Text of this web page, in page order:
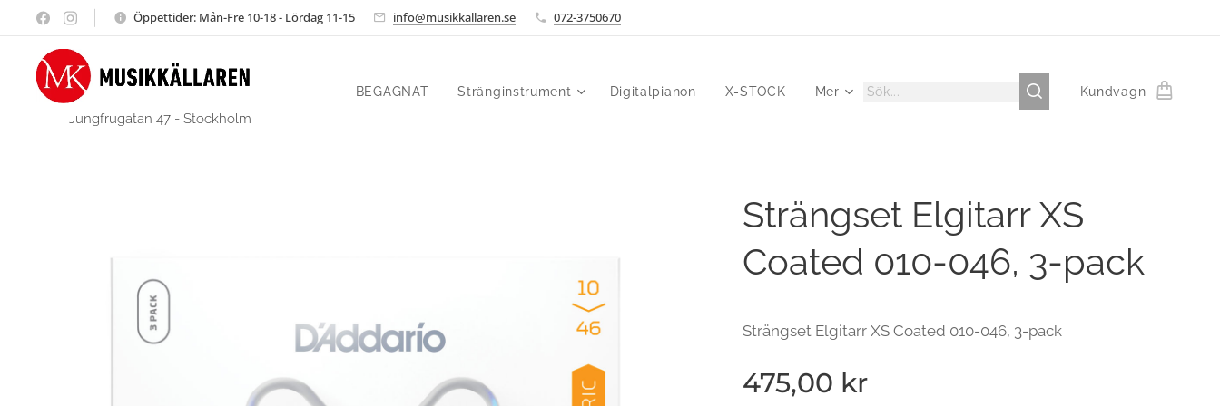
Öppettider: Mån-Fre 10-18 - Lördag 11-15 info@musikkallaren.se 072-3750670
Jungfrugatan 47 - Stockholm
BEGAGNAT Stränginstrument Digitalpianon X-STOCK Mer Kundvagn
Strängset Elgitarr XS
Coated 010-046, 3-pack
Strängset Elgitarr XS Coated 010-046, 3-pack
475,00 kr